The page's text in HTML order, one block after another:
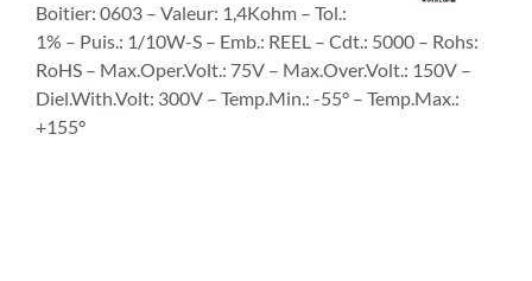
Boitier: 0603 – Valeur: 1,4Kohm – Tol.:
1% – Puis.: 1/10W-S – Emb.: REEL – Cdt.: 5000 – Rohs:
RoHS – Max.Oper.Volt.: 75V – Max.Over.Volt.: 150V –
Diel.With.Volt: 300V – Temp.Min.: -55° – Temp.Max.:
+155°